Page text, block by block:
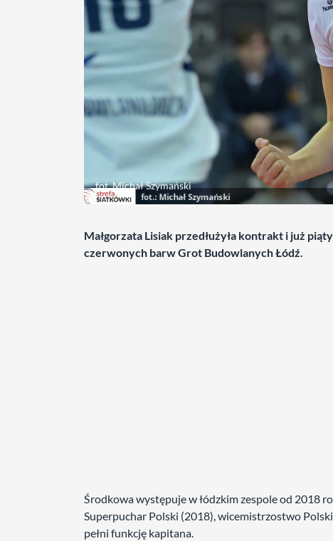
fot. Michał Szymański
Małgorzata Lisiak przedłużyła kontrakt i już
czerwonych barw Grot Budowlanych Łódź.
Środkowa występuje w łódzkim zespole od 2018
Superpuchar Polski (2018), wicemistrzostwo
pełni funkcję kapitana.